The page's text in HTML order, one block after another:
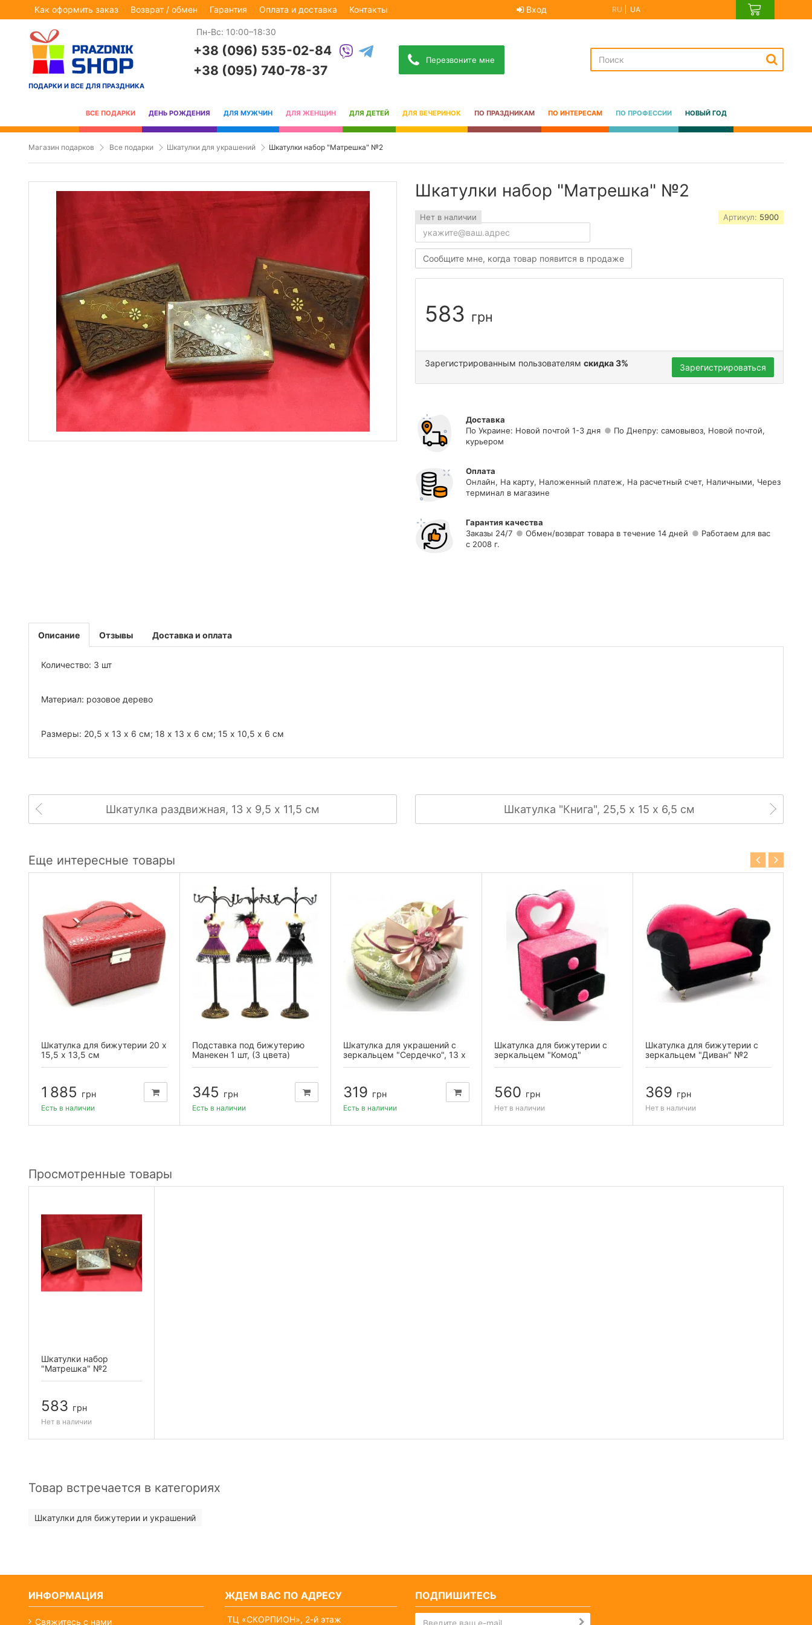
Как оформить заказ Возврат / обмен Гарантия Оплата и доставка Контакты Вход RU UA
ПОДАРКИ И ВСЕ ДЛЯ ПРАЗДНИКА
Пн-Вс: 10:00–18:30
+38 (096) 535-02-84
+38 (095) 740-78-37
Перезвоните мне
ВСЕ ПОДАРКИ ДЕНЬ РОЖДЕНИЯ ДЛЯ МУЖЧИН ДЛЯ ЖЕНЩИН ДЛЯ ДЕТЕЙ ДЛЯ ВЕЧЕРИНОК ПО ПРАЗДНИКАМ ПО ИНТЕРЕСАМ ПО ПРОФЕССИИ НОВЫЙ ГОД
Магазин подарков Все подарки Шкатулки для украшений Шкатулки набор "Матрешка" №2
Шкатулки набор "Матрешка" №2
Нет в наличии
Сообщите мне, когда товар появится в продаже
Артикул: 5900
583 грн
Зарегистрированным пользователям скидка 3% Зарегистрироваться
Доставка
По Украине: Новой почтой 1-3 дня
По Днепру: самовывоз, Новой почтой,
курьером
Оплата
Онлайн, На карту, Наложенный платеж, На расчетный счет, Наличными, Через
терминал в магазине
Гарантия качества
Заказы 24/7
Обмен/возврат товара в течение 14 дней
Работаем для вас
с 2008 г.
Описание
Количество: 3 шт
Материал: розовое дерево
Размеры: 20,5 х 13 х 6 см; 18 х 13 х 6 см; 15 х 10,5 х 6 см
Отзывы Доставка и оплата
Шкатулка раздвижная, 13 х 9,5 х 11,5 см Шкатулка "Книга", 25,5 х 15 х 6,5 см
Еще интересные товары
Шкатулка для бижутерии 20 х
15,5 х 13,5 см
1 885 грн
Есть в наличии
Подставка под бижутерию
Манекен 1 шт, (3 цвета)
345 грн
Есть в наличии
Шкатулка для украшений с
зеркальцем "Сердечко", 13 х
319 грн
Есть в наличии
Шкатулка для бижутерии с
зеркальцем "Комод"
560 грн
Нет в наличии
Шкатулка для бижутерии с
зеркальцем "Диван" №2
369 грн
Нет в наличии
Просмотренные товары
Шкатулки набор
"Матрешка" №2
583 грн
Нет в наличии
Товар встречается в категориях
Шкатулки для бижутерии и украшений
ИНФОРМАЦИЯ
Свяжитесь с нами
ЖДЕМ ВАС ПО АДРЕСУ
ТЦ «СКОРПИОН», 2-й этаж
ПОДПИШИТЕСЬ